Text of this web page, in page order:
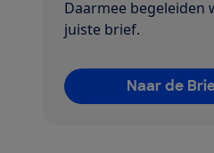
Daarmee begeleiden
juiste brief.
Naar de